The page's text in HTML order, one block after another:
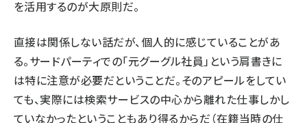
を活用するのが大原則だ。
直接は関係しない話だが、個人的に感じていることがあ
る。サードパーティでの「元グーグル社員」という肩書きに
は特に注意が必要だということだ。そのアピールをしてい
ても、実際には検索サービスの中心から離れた仕事しかし
ていなかったということもあり得るからだ（在籍当時の仕